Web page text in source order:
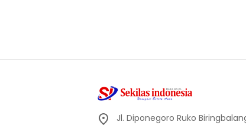
Jl. Diponegoro Ruko